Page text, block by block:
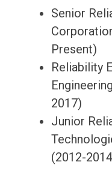
Senior
Present)
Reliability
2017)
Junior
(2012-